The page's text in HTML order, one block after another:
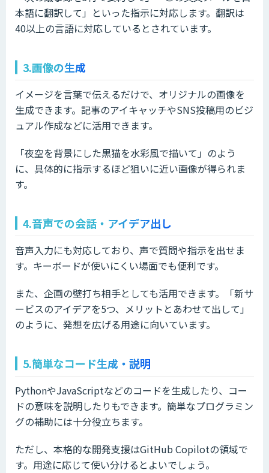
本語に翻訳して」といった指示に対応します。翻訳は
40以上の言語に対応しているとされています。
3.画像の生成
イメージを言葉で伝えるだけで、オリジナルの画像を
生成できます。記事のアイキャッチやSNS投稿用のビジ
ュアル作成などに活用できます。
「夜空を背景にした黒猫を水彩風で描いて」のよう
に、具体的に指示するほど狙いに近い画像が得られま
す。
4.音声での会話・アイデア出し
音声入力にも対応しており、声で質問や指示を出せま
す。キーボードが使いにくい場面でも便利です。
また、企画の壁打ち相手としても活用できます。「新サ
ービスのアイデアを5つ、メリットとあわせて出して」
のように、発想を広げる用途に向いています。
5.簡単なコード生成・説明
PythonやJavaScriptなどのコードを生成したり、コー
ドの意味を説明したりもできます。簡単なプログラミン
グの補助には十分役立ちます。
ただし、本格的な開発支援はGitHub Copilotの領域で
す。用途に応じて使い分けるとよいでしょう。